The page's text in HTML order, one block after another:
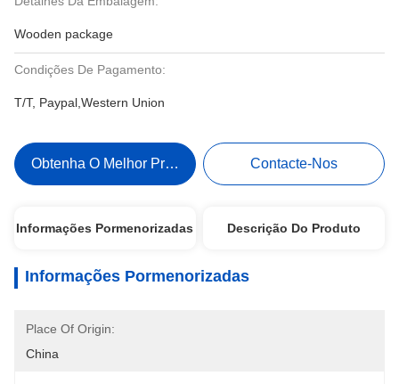
Wooden package
Condições De Pagamento:
T/T, Paypal,Western Union
Obtenha O Melhor Preço Contacte-Nos
Informações Pormenorizadas Descrição Do Produto
Informações Pormenorizadas
Place Of Origin:
China